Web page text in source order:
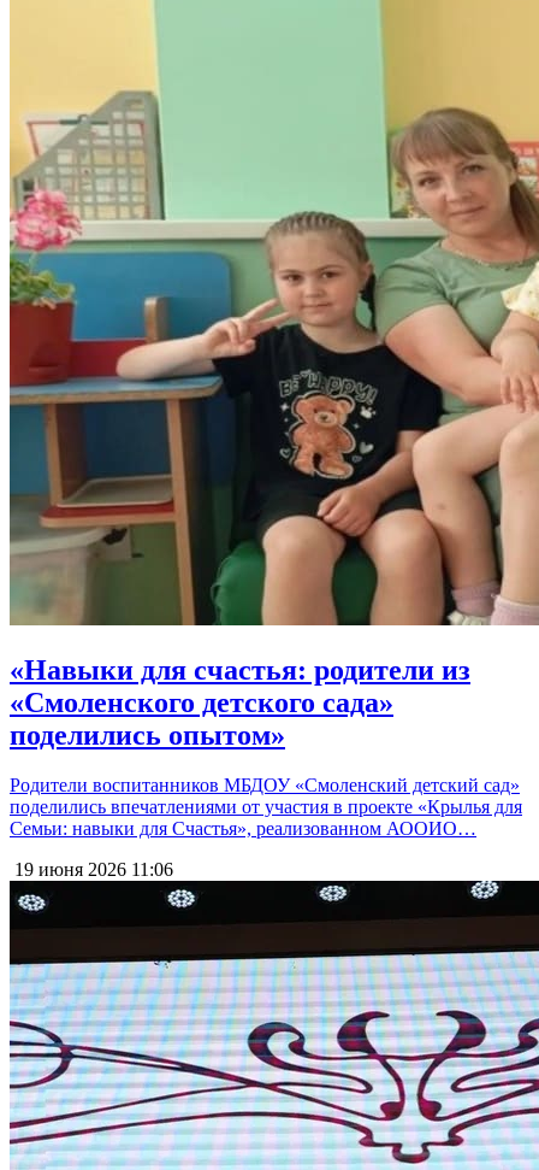
«Навыки для счастья: родители из
«Смоленского детского сада»
поделились опытом»
Родители воспитанников МБДОУ «Смоленский детский сад»
поделились впечатлениями от участия в проекте «Крылья для
Семьи: навыки для Счастья», реализованном АООИО…
19 июня 2026 11:06